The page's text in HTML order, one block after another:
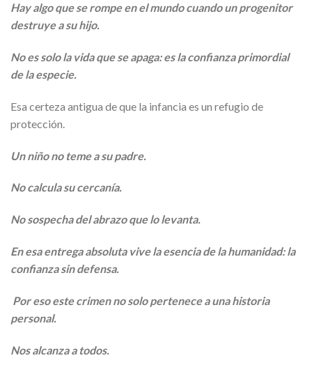
Hay algo que se rompe en el mundo cuando un progenitor
destruye a su hijo.
No es solo la vida que se apaga: es la confianza primordial
de la especie.
Esa certeza antigua de que la infancia es un refugio de
protección.
Un niño no teme a su padre.
No calcula su cercanía.
No sospecha del abrazo que lo levanta.
En esa entrega absoluta vive la esencia de la humanidad: la
confianza sin defensa.
Por eso este crimen no solo pertenece a una historia
personal.
Nos alcanza a todos.